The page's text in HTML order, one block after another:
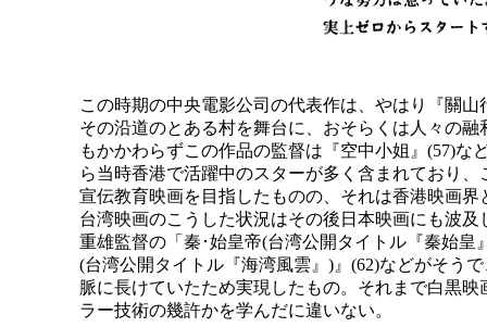
この時期の中央電影公司の代表作は、やはり『關
その沿道のとある村を舞台に、おそらくは人々の
もかかわらずこの作品の監督は『空中小姐』(57)
ら当時香港で活躍中のスターが多く含まれており
宣伝教育映画を目指したものの、それは香港映画
台湾映画のこうした状況はその後日本映画にも波
重雄監督の「秦･始皇帝(台湾公開タイトル『秦始
(台湾公開タイトル『海湾風雲』)』(62)などがそう
脈に長けていたため実現したもの。それまで白黒
ラー技術の幾許かを学んだに違いない。